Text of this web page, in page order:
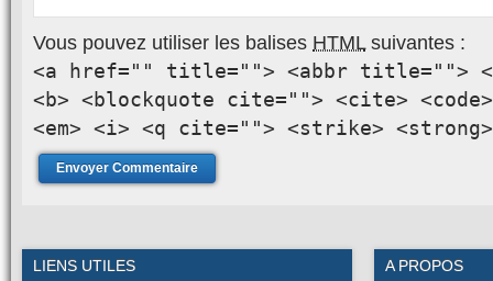
Vous pouvez utiliser les balises HTMLsuivantes :
<a href="" title=""> <abbr title="">
<b> <blockquote cite=""> <cite>
<em> <i> <q cite=""> <strike> <strong>
LIENS UTILES A PROPOS